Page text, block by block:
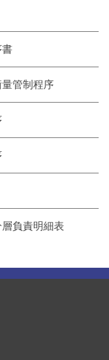
書
量管制程序
層負責明細表